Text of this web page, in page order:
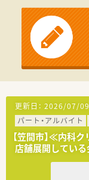
【募集背景と
■今回は欠
していただけ
■複数の科目
深めていき
■地域の患者
やコミュニ
【職場環境と
■現在は30代
籍しており、
■比較的新し
代のスタッフ
■事務スタッ
業務に集中
更新日： 2026/07/09
パート・アルバイト
【笠間市】≪内科
店舗展開してい